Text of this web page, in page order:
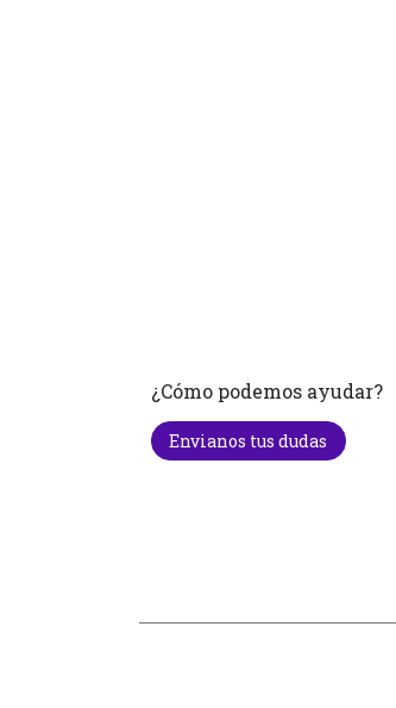
¿Cómo podemos ayudar?
Envianos tus dudas